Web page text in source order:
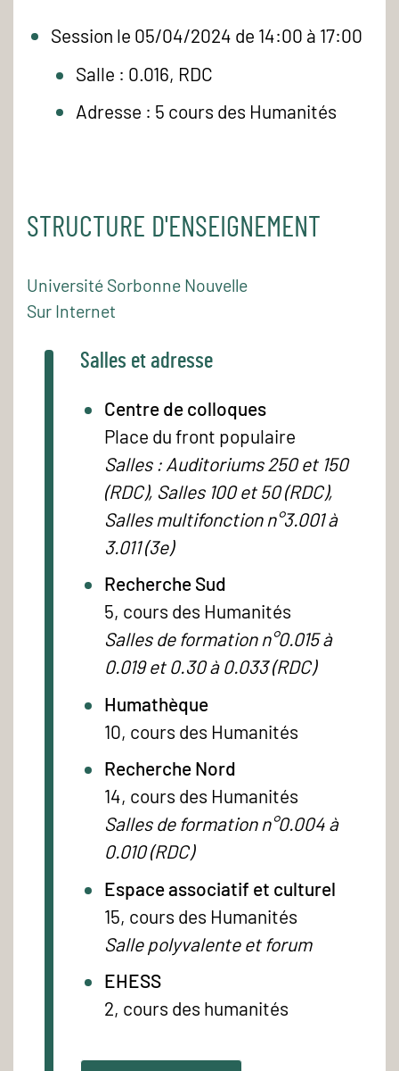
Session le 05/04/2024 de 14:00 à 17:00
Salle : 0.016, RDC
Adresse : 5 cours des Humanités
STRUCTURE D'ENSEIGNEMENT
Université Sorbonne Nouvelle
Sur Internet
Salles et adresse
Centre de colloques
Place du front populaire
Salles : Auditoriums 250 et 150
(RDC), Salles 100 et 50 (RDC),
Salles multifonction n°3.001 à
3.011 (3e)
Recherche Sud
5, cours des Humanités
Salles de formation n°0.015 à
0.019 et 0.30 à 0.033 (RDC)
Humathèque
10, cours des Humanités
Recherche Nord
14, cours des Humanités
Salles de formation n°0.004 à
0.010 (RDC)
Espace associatif et culturel
15, cours des Humanités
Salle polyvalente et forum
EHESS
2, cours des humanités